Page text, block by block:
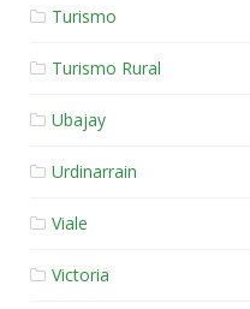
Turismo
Turismo Rural
Ubajay
Urdinarrain
Viale
Victoria